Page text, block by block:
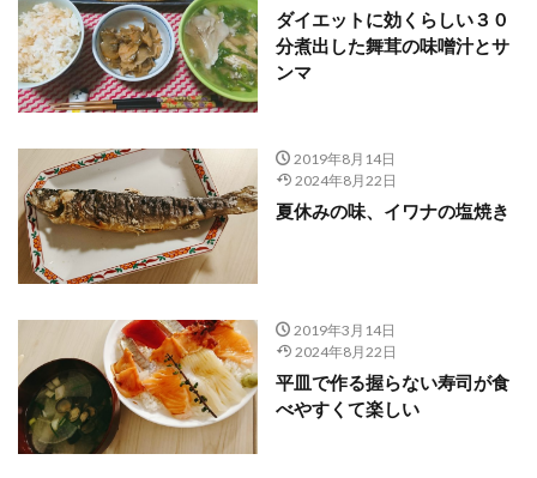
ダイエットに効くらしい３０
分煮出した舞茸の味噌汁とサ
ンマ
2019年8月14日
2024年8月22日
夏休みの味、イワナの塩焼き
2019年3月14日
2024年8月22日
平皿で作る握らない寿司が食
べやすくて楽しい